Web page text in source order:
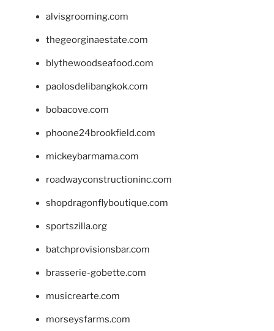
alvisgrooming.com
thegeorginaestate.com
blythewoodseafood.com
paolosdelibangkok.com
bobacove.com
phoone24brookfield.com
mickeybarmama.com
roadwayconstructioninc.com
shopdragonflyboutique.com
sportszilla.org
batchprovisionsbar.com
brasserie-gobette.com
musicrearte.com
morseysfarms.com